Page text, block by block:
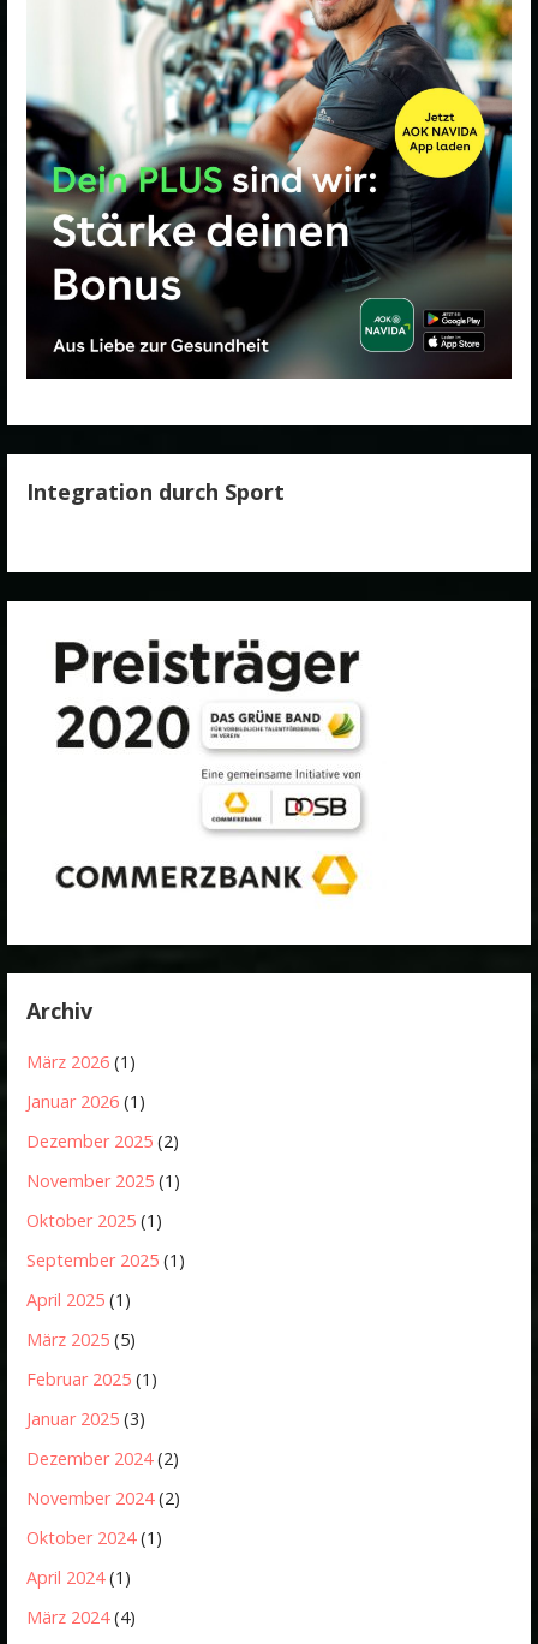
Integration durch Sport
Archiv
März 2026 (1)
Januar 2026 (1)
Dezember 2025 (2)
November 2025 (1)
Oktober 2025 (1)
September 2025 (1)
April 2025 (1)
März 2025 (5)
Februar 2025 (1)
Januar 2025 (3)
Dezember 2024(2)
November 2024(2)
Oktober 2024(1)
April 2024(1)
März 2024(4)